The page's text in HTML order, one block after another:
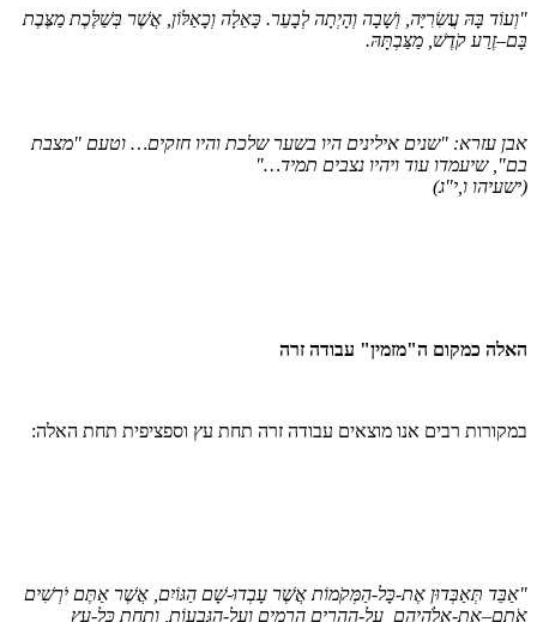
בָּהּ עֲשִׂרִיָּה, וְשָׁבָה וְהָיְתָה לְבָעֵר. כָּאֵלָה וְכָאַלּוֹן, אֲשֶׁר בְּשַׁלֶּכֶת מַצֶּבֶת
קֹדֶשׁ, מַצַּבְתָּהּ.
עזרא: "שנים אילינים היו בשער שלכת והיו חזקים… וטעם "מצבת
שיעמדו עוד ויהיו נצבים תמיד…"
ו,י"ג)
כמקום ה"מזמין" עבודה זרה
רבים אנו מוצאים עבודה זרה תחת עץ וספציפית תחת האלה:
תְּאַבְּדוּן אֶת-כָּל-הַמְּקֹמוֹת אֲשֶׁר עָבְדוּ-שָׁם הַגּוֹיִם, אֲשֶׁר אַתֶּם יֹרְשִׁים
אֱלֹהֵיהֶם עַל-הֶהָרִים הָרָמִים וְעַל-הַגְּבָעוֹת, וְתַחַת כָּל-עֵץ